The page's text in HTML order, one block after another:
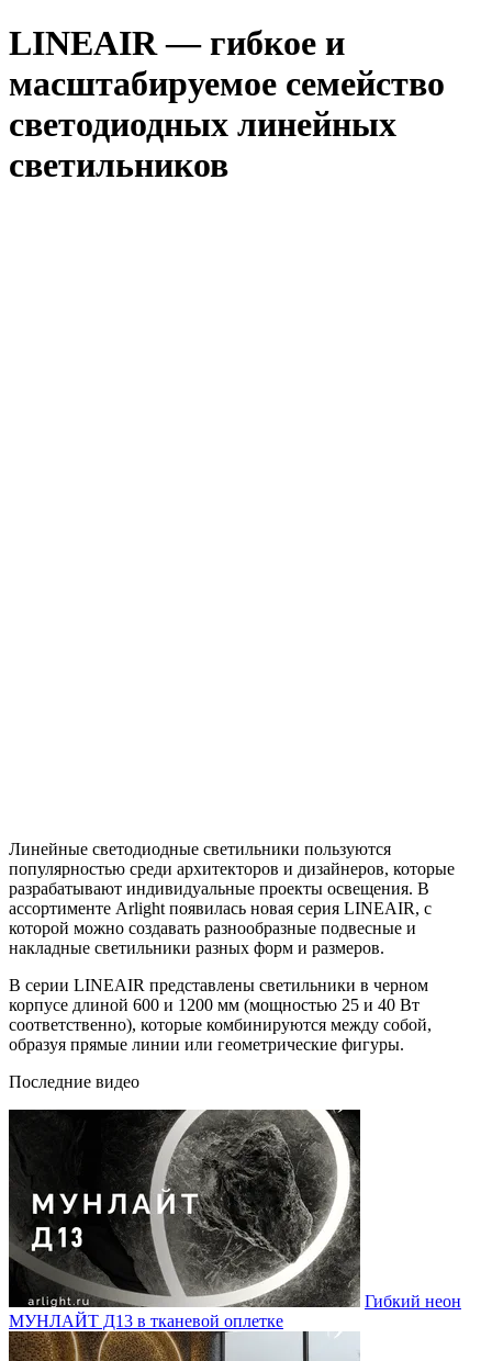
LINEAIR — гибкое и
масштабируемое семейство
светодиодных линейных
светильников
Линейные светодиодные светильники пользуются
популярностью среди архитекторов и дизайнеров, которые
разрабатывают индивидуальные проекты освещения. В
ассортименте Arlight появилась новая серия LINEAIR, с
которой можно создавать разнообразные подвесные и
накладные светильники разных форм и размеров.
В серии LINEAIR представлены светильники в черном
корпусе длиной 600 и 1200 мм (мощностью 25 и 40 Вт
соответственно), которые комбинируются между собой,
образуя прямые линии или геометрические фигуры.
Последние видео
Гибкий неон
МУНЛАЙТ Д13 в тканевой оплетке